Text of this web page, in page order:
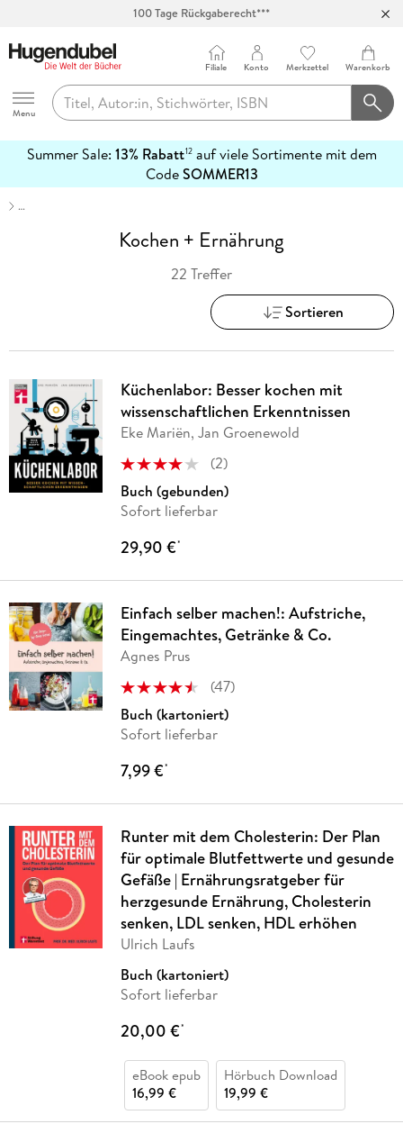
Abholung in über 100 Filialen
Hugendubel
Menu
Filiale Konto Merkzettel Warenkorb
Summer Sale: 13% Rabatt12auf viele Sortimente mit dem
CodeSOMMER13
erfahren
…
Kochen + Ernährung
22 Treffer
Sortieren
Küchenlabor: Besser kochen mit
wissenschaftlichen Erkenntnissen
Eke Mariën, Jan Groenewold
(2)
Buch (gebunden)
Sofort lieferbar
29,90 €*
Einfach selber machen!: Aufstriche,
Eingemachtes, Getränke & Co.
Agnes Prus
(47)
Buch (kartoniert)
Sofort lieferbar
7,99 €*
Runter mit dem Cholesterin: Der Plan
für optimale Blutfettwerte und gesunde
Gefäße | Ernährungsratgeber für
herzgesunde Ernährung, Cholesterin
senken, LDL senken, HDL erhöhen
Ulrich Laufs
Buch (kartoniert)
Sofort lieferbar
20,00 €*
eBook epub
16,99 €
Hörbuch Download
19,99 €